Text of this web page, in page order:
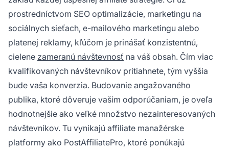
prostredníctvom SEO optimalizácie, marketingu na
sociálnych sieťach, e-mailového marketingu alebo
platenej reklamy, kľúčom je prinášať konzistentnú,
cielene zameranú návštevnosť na váš obsah. Čím viac
kvalifikovaných návštevníkov pritiahnete, tým vyššia
bude vaša konverzia. Budovanie angažovaného
publika, ktoré dôveruje vašim odporúčaniam, je oveľa
hodnotnejšie ako veľké množstvo nezainteresovaných
návštevníkov. Tu vynikajú affiliate manažérske
platformy ako PostAffiliatePro, ktoré ponúkajú